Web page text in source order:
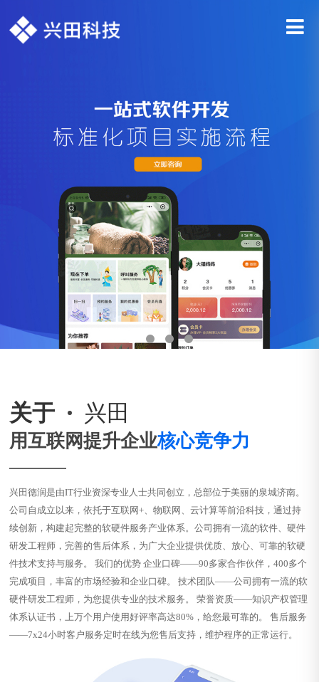
关于 兴田
用互联网提升企业核心竞争力
兴田德润是由IT行业资深专业人士共同创立，总部位于美丽的泉城济南。
公司自成立以来，依托于互联网+、物联网、云计算等前沿科技，通过持
续创新，构建起完整的软硬件服务产业体系。公司拥有一流的软件、硬件
研发工程师，完善的售后体系，为广大企业提供优质、放心、可靠的软硬
件技术支持与服务。 我们的优势 企业口碑——90多家合作伙伴，400多个
完成项目，丰富的市场经验和企业口碑。 技术团队——公司拥有一流的软
硬件研发工程师，为您提供专业的技术服务。 荣誉资质——知识产权管理
体系认证书，上万个用户使用好评率高达80%，给您最可靠的。 售后服务
——7x24小时客户服务定时在线为您售后支持，维护程序的正常运行。